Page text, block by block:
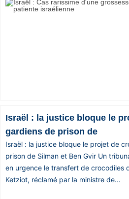
Israël : la justice bloque le
gardiens de prison de
Israël : la justice bloque le projet de
prison de Silman et Ben Gvir Un
en urgence le transfert de crocodiles
Ketziot, réclamé par la ministre de...